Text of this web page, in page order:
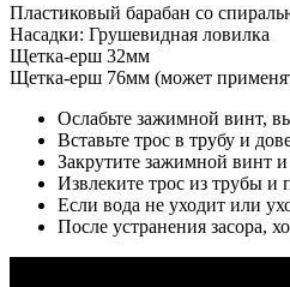
Пластиковый барабан со
Насадки: Грушевидная ловилка
Щетка-ерш 32мм
Щетка-ерш 76мм (может
Ослабьте зажимной винт,
Вставьте трос в трубу и
Закрутите зажимной винт
Извлеките трос из трубы и
Если вода не уходит или
После устранения засора,